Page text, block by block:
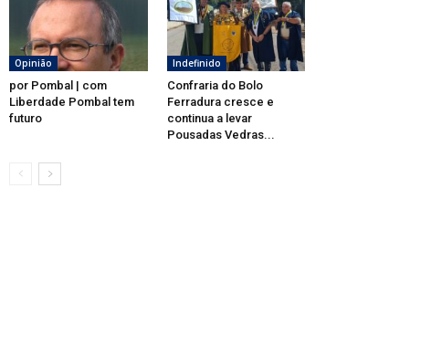
Opinião
por Pombal | com
Liberdade Pombal tem
futuro
Indefinido
Confraria do Bolo
Ferradura cresce e
continua a levar
Pousadas Vedras...